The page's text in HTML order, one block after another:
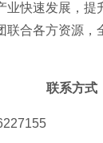
业快速发展，提
联合各方资源，
联系方式